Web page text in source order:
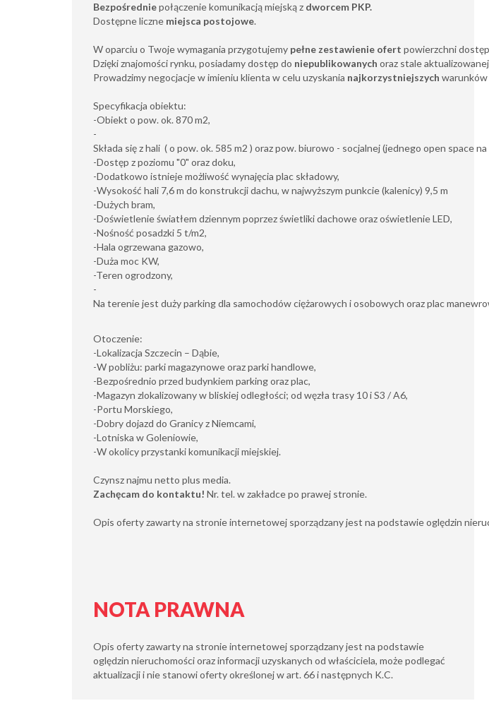
Bezpośredniepołączenie komunikacją miejską z dworcem PKP.
Dostępne liczne miejsca postojowe.
W oparciu o Twoje wymagania przygotujemy pełne zestawienie ofert powierzchni
Dzięki znajomości rynku, posiadamy dostęp do niepublikowanych oraz stale aktualizowanej
Prowadzimy negocjacje w imieniu klienta w celu uzyskania najkorzystniejszych
Specyfikacja obiektu:
-Obiekt o pow. ok. 870 m2,
-
Składa się z hali ( o pow. ok. 585 m2 ) oraz pow. biurowo - socjalnej (jednego open space
-Dostęp z poziomu "0" oraz doku,
-Dodatkowo istnieje możliwość wynajęcia plac składowy,
-Wysokość hali 7,6 m do konstrukcji dachu, w najwyższym punkcie (kalenicy) 9,5 m
-Dużych bram,
-Doświetlenie światłem dziennym poprzez świetliki dachowe oraz oświetlenie LED,
-Nośność posadzki 5 t/m2,
-Hala ogrzewana gazowo,
-Duża moc KW,
-Teren ogrodzony,
-
Na terenie jest duży parking dla samochodów ciężarowych i osobowych oraz plac
Otoczenie:
-Lokalizacja Szczecin – Dąbie,
-W pobliżu: parki magazynowe oraz parki handlowe,
-Bezpośrednio przed budynkiem parking oraz plac,
-Magazyn zlokalizowany w bliskiej odległości; od węzła trasy 10 i S3 / A6,
-Portu Morskiego,
-Dobry dojazd do Granicy z Niemcami,
-Lotniska w Goleniowie,
-W okolicy przystanki komunikacji miejskiej.
Czynsz najmu netto plus media.
Zachęcam do kontaktu! Nr. tel. w zakładce po prawej stronie.
Opis oferty zawarty na stronie internetowej sporządzany jest na podstawie oględzin
NOTA PRAWNA
Opis oferty zawarty na stronie internetowej sporządzany jest na podstawie
oględzin nieruchomości oraz informacji uzyskanych od właściciela, może podlegać
aktualizacji i nie stanowi oferty określonej w art. 66 i następnych K.C.